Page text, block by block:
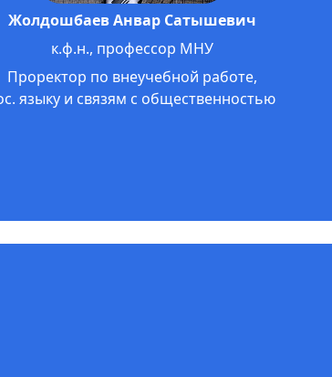
Кантороева Айжамал Кантороевна
д.э.н., профессор
Ректор Международного университета
им. К.Ш.Токтомаматова